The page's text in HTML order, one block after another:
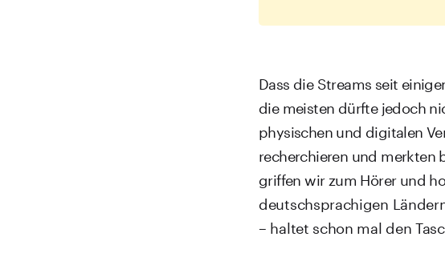
Dass die Streams seit
die meisten dürfte jedoch
physischen und digitalen
recherchieren und merkten
griffen wir zum Hörer und
deutschsprachigen
– haltet schon mal den